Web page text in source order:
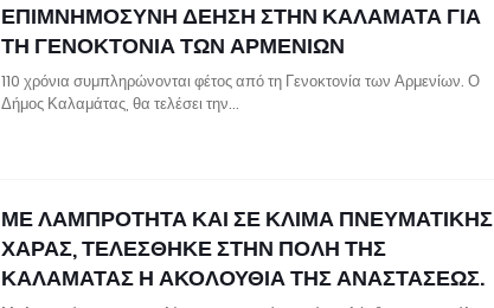
ΕΠΙΜΝΗΜΟΣΥΝΗ ΔΕΗΣΗ ΣΤΗΝ ΚΑΛΑΜΑΤΑ ΓΙΑ
ΤΗ ΓΕΝΟΚΤΟΝΙΑ ΤΩΝ ΑΡΜΕΝΙΩΝ
110 χρόνια συμπληρώνονται φέτος από τη Γενοκτονία των Αρμενίων. Ο
Δήμος Καλαμάτας, θα τελέσει την…
ΜΕ ΛΑΜΠΡΟΤΗΤΑ ΚΑΙ ΣΕ ΚΛΙΜΑ ΠΝΕΥΜΑΤΙΚΗΣ
ΧΑΡΑΣ, ΤΕΛΕΣΘΗΚΕ ΣΤΗΝ ΠΟΛΗ ΤΗΣ
ΚΑΛΑΜΑΤΑΣ Η ΑΚΟΛΟΥΘΙΑ ΤΗΣ ΑΝΑΣΤΑΣΕΩΣ.